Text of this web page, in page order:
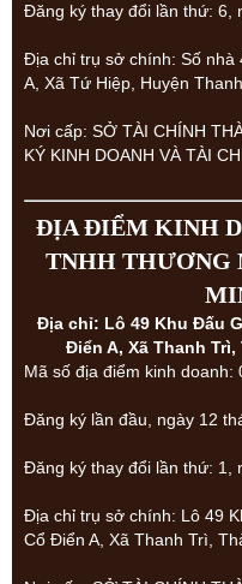
Đăng ký thay đổi lần thứ: 6,
Địa chỉ trụ sở chính: Số nhà
A, Xã Tứ Hiệp, Huyện
Nơi cấp: SỞ TÀI CHÍNH
KÝ KINH DOANH VÀ TÀI
ĐỊA ĐIỂM KINH
TNHH THƯƠNG
Địa chỉ: Lô 49 Khu Đấu
Điển A, Xã Thanh Trì,
Mã số địa điểm kinh doanh:
Đăng ký lần đầu, ngày 12
Đăng ký thay đổi lần thứ: 1,
Địa chỉ trụ sở chính: Lô 49
Cổ Điển A, Xã Thanh Trì,